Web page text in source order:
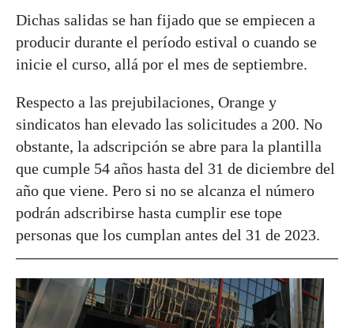
Dichas salidas se han fijado que se empiecen a
producir durante el período estival o cuando se
inicie el curso, allá por el mes de septiembre.
Respecto a las prejubilaciones, Orange y
sindicatos han elevado las solicitudes a 200. No
obstante, la adscripción se abre para la plantilla
que cumple 54 años hasta del 31 de diciembre del
año que viene. Pero si no se alcanza el número
podrán adscribirse hasta cumplir ese tope
personas que los cumplan antes del 31 de 2023.